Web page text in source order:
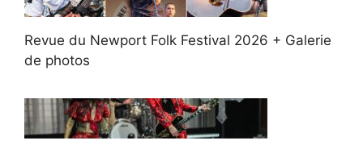
Revue du Newport Folk Festival 2026 + Galerie
de photos